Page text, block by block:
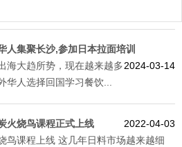
人集聚长沙,参加日本拉面培训
2024-03-14
海大趋所势，现在越来越多
华人选择回国学习餐饮...
火烧鸟课程正式上线
2022-04-03
鸟课程上线 这几年日料市场越来越细